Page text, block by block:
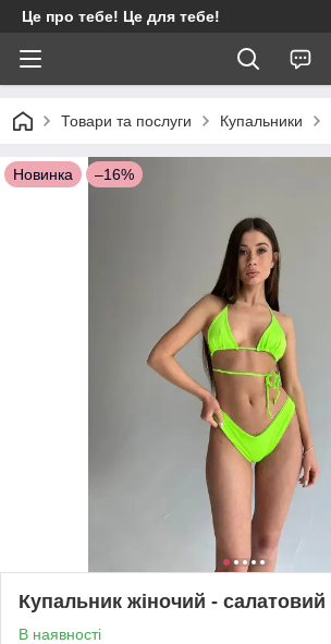
Це про тебе! Це для тебе!
Товари та послуги Купальники
Новинка –16%
Купальник жіночий - салатовий
В наявності